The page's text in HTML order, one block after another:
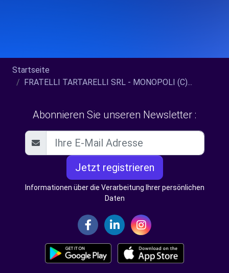
Startseite
FRATELLI TARTARELLI SRL - MONOPOLI (C)...
Abonnieren Sie unseren Newsletter :
Jetzt registrieren
Informationen über die Verarbeitung Ihrer persönlichen
Daten